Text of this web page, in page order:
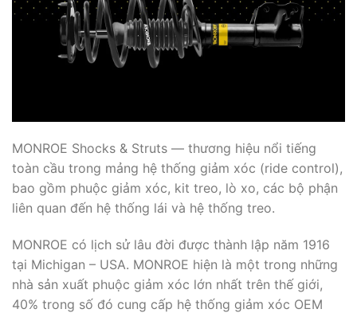
MONROE Shocks & Struts — thương hiệu nổi tiếng
toàn cầu trong mảng hệ thống giảm xóc (ride control),
bao gồm phuộc giảm xóc, kit treo, lò xo, các bộ phận
liên quan đến hệ thống lái và hệ thống treo.
MONROE có lịch sử lâu đời được thành lập năm 1916
tại Michigan – USA. MONROE hiện là một trong những
nhà sản xuất phuộc giảm xóc lớn nhất trên thế giới,
40% trong số đó cung cấp hệ thống giảm xóc OEM